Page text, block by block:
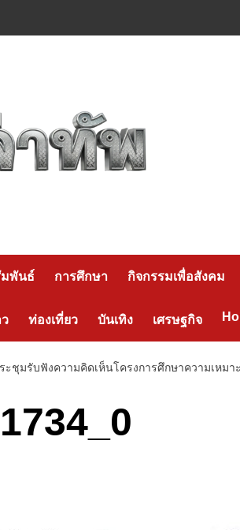
พันธ์ การศึกษา กิจกรรมเพื่อสังคม
ท่องเที่ยว บันเทิง เศรษฐกิจ
ะชุมรับฟังความคิดเห็นโครงการศึกษาความเหม